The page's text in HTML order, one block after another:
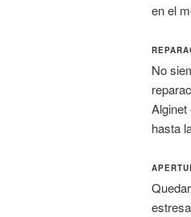
en el
No
hasta